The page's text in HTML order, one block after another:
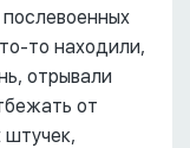
то находили,
отрывали
от
штучек,